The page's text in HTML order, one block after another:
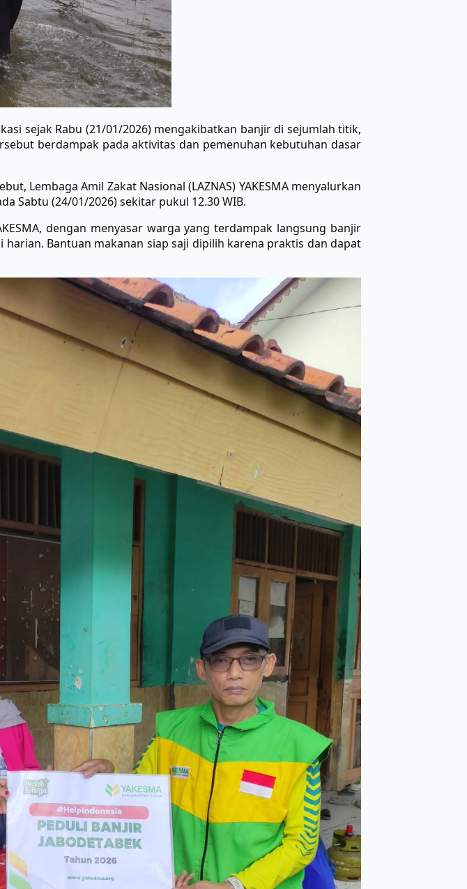
sejak Rabu (21/01/2026) mengakibatkan banjir di sejumlah titik,
berdampak pada aktivitas dan pemenuhan kebutuhan dasar
Lembaga Amil Zakat Nasional (LAZNAS) YAKESMA menyalurkan
Sabtu (24/01/2026) sekitar pukul 12.30 WIB.
dengan menyasar warga yang terdampak langsung banjir
Bantuan makanan siap saji dipilih karena praktis dan dapat